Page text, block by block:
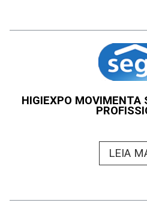
HIGIEXPO MOVIMENTA
LEIA